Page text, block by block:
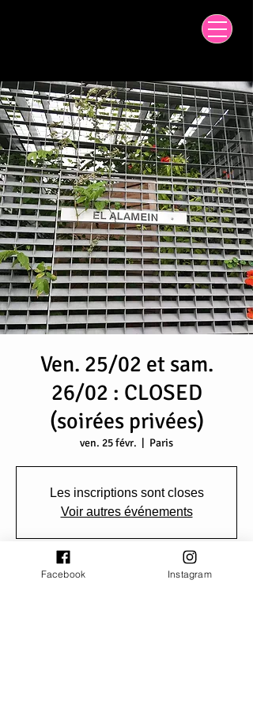
Ven. 25/02 et sam.
26/02 : CLOSED
(soirées privées)
ven. 25 févr.
  |
Paris
Les inscriptions sont closes
Voir autres événements
Heure et lieu
Facebook Instagram